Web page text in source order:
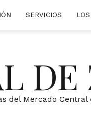
SERVICIOS
del Mercado Central